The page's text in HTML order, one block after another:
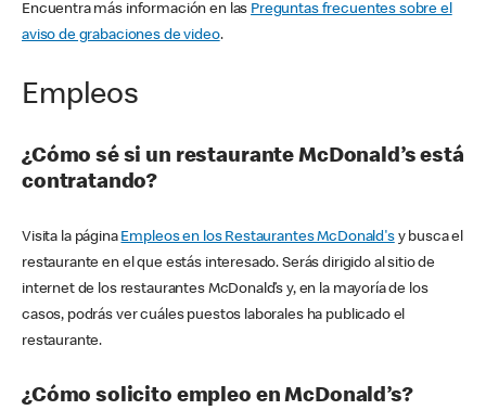
Encuentra más información en las Preguntas frecuentes sobre el
aviso de grabaciones de video.
Empleos
¿Cómo sé si un restaurante McDonald’s está
contratando?
Visita la página Empleos en los Restaurantes McDonald'sy busca el
restaurante en el que estás interesado. Serás dirigido al sitio de
internet de los restaurantes McDonald’s y, en la mayoría de los
casos, podrás ver cuáles puestos laborales ha publicado el
restaurante.
¿Cómo solicito empleo en McDonald’s?